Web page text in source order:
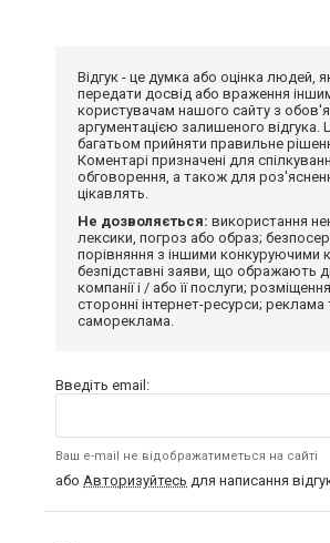
Відгук - це думка або оцінка людей,
передати досвід або враження
користувачам нашого сайту з
аргументацією залишеного
багатьом прийняти правильне
Коментарі призначені для
обговорення, а також для
цікавлять.
Не дозволяється: використання
лексики, погроз або образ;
порівняння з іншими конкуруючими
безпідставні заяви, що ображають
компанії і / або її послуги;
сторонні інтернет-ресурси; реклама
самореклама.
Введіть email:
Ваш e-mail не відображатиметься на сайті
або Авторизуйтесь для написання